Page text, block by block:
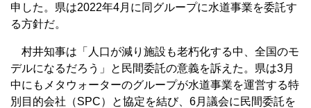
申した。県は2022年4月に同グループに水道事業を委託す
る方針だ。
村井知事は「人口が減り施設も老朽化する中、全国のモ
デルになるだろう」と民間委託の意義を訴えた。県は3月
中にもメタウォーターのグループが水道事業を運営する特
別目的会社（SPC）と協定を結び、6月議会に民間委託を